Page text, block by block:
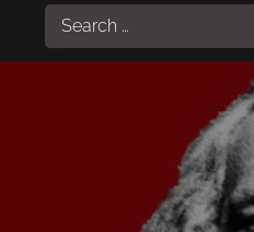
Search
for: